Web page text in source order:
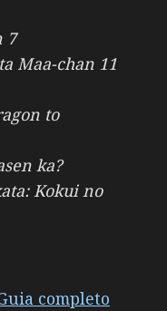
7
Maa-chan 11
to
ka?
Kokui no
completo